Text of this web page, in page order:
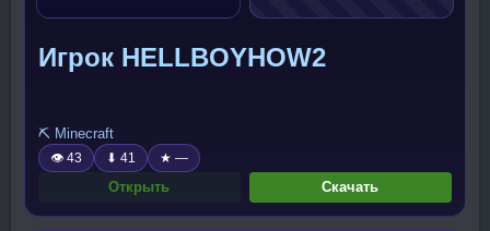
Игрок HELLBOYHOW2
⛏️ Minecraft
👁 43 ⬇ 41 ★ —
Открыть Скачать